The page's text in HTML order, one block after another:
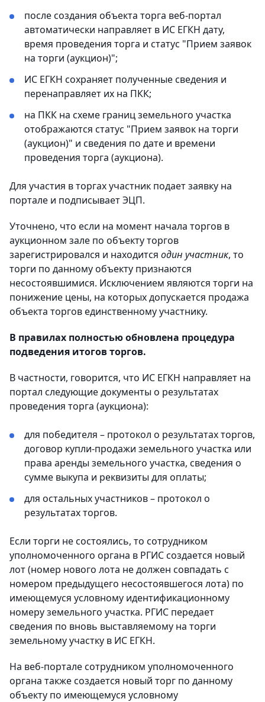
после создания объекта торга веб-портал
автоматически направляет в ИС ЕГКН дату,
время проведения торга и статус "Прием заявок
на торги (аукцион)";
ИС ЕГКН сохраняет полученные сведения и
перенаправляет их на ПКК;
на ПКК на схеме границ земельного участка
отображаются статус "Прием заявок на торги
(аукцион)" и сведения по дате и времени
проведения торга (аукциона).
Для участия в торгах участник подает заявку на
портале и подписывает ЭЦП.
Уточнено, что если на момент начала торгов в
аукционном зале по объекту торгов
зарегистрировался и находится один участник, то
торги по данному объекту признаются
несостоявшимися. Исключением являются торги на
понижение цены, на которых допускается продажа
объекта торгов единственному участнику.
В правилах полностью обновлена процедура
подведения итогов торгов.
В частности, говорится, что ИС ЕГКН направляет на
портал следующие документы о результатах
проведения торга (аукциона):
для победителя – протокол о результатах торгов,
договор купли-продажи земельного участка или
права аренды земельного участка, сведения о
сумме выкупа и реквизиты для оплаты;
для остальных участников – протокол о
результатах торгов.
Если торги не состоялись, то сотрудником
уполномоченного органа в РГИС создается новый
лот (номер нового лота не должен совпадать с
номером предыдущего несостоявшегося лота) по
имеющемуся условному идентификационному
номеру земельного участка. РГИС передает
сведения по вновь выставляемому на торги
земельному участку в ИС ЕГКН.
На веб-портале сотрудником уполномоченного
органа также создается новый торг по данному
объекту по имеющемуся условному